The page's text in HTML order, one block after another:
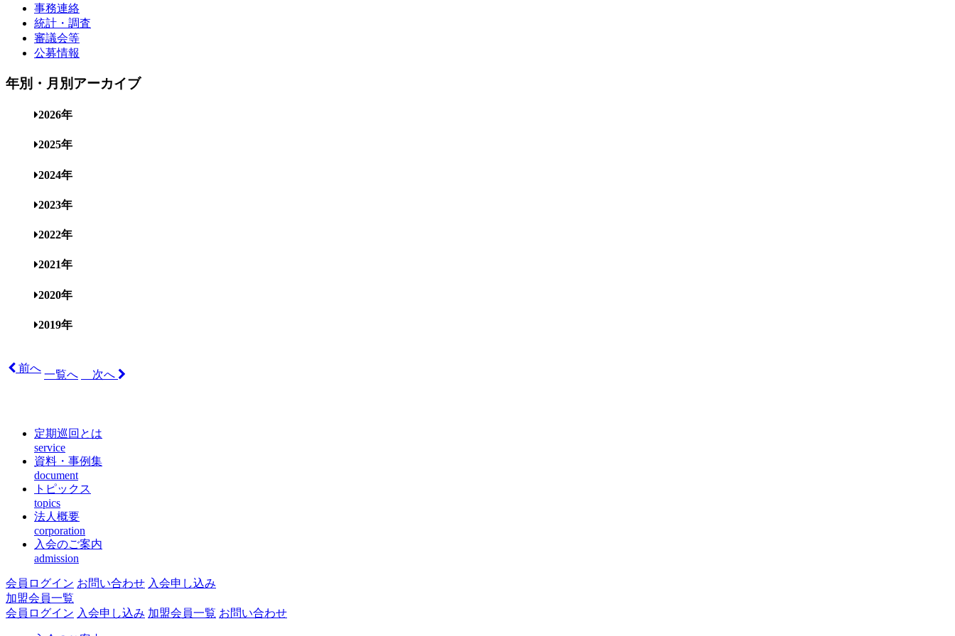
事務連絡
統計・調査
審議会等
公募情報
年別・月別アーカイブ
2026年
2025年
2024年
2023年
2022年
2021年
2020年
2019年
前へ
一覧へ 次へ
定期巡回とは
service
資料・事例集
document
トピックス
topics
法人概要
corporation
入会のご案内
admission
会員ログイン お問い合わせ 入会申し込み
加盟会員一覧
会員ログイン 入会申し込み 加盟会員一覧 お問い合わせ